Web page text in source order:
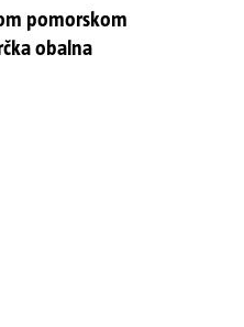
pomorskom
obalna